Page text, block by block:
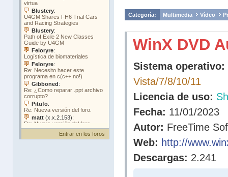
Entrar en los foros
Categoría: Multimedia Vídeo
WinX DVD
Sistema operativo:
Vista/7/8/10/11
Licencia de uso:
Fecha: 11/01/2023
Autor: FreeTime
Web: http://
Descargas: 2.241